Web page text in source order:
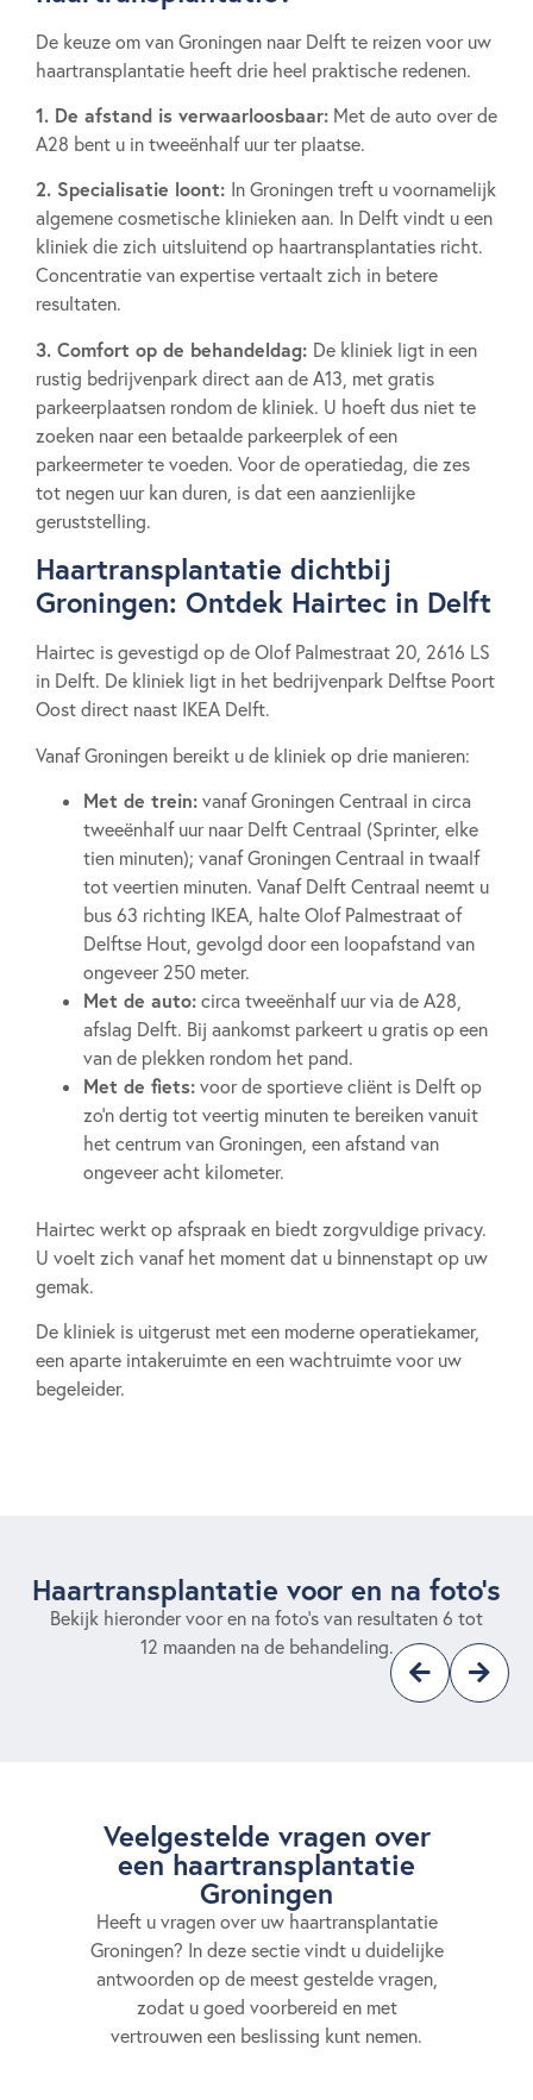
De keuze om van Groningen naar Delft te reizen voor uw
haartransplantatie heeft drie heel praktische redenen.
1. De afstand is verwaarloosbaar: Met de auto over de
A28 bent u in tweeënhalf uur ter plaatse.
2. Specialisatie loont: In Groningen treft u voornamelijk
algemene cosmetische klinieken aan. In Delft vindt u een
kliniek die zich uitsluitend op haartransplantaties richt.
Concentratie van expertise vertaalt zich in betere
resultaten.
3. Comfort op de behandeldag: De kliniek ligt in een
rustig bedrijvenpark direct aan de A13, met gratis
parkeerplaatsen rondom de kliniek. U hoeft dus niet te
zoeken naar een betaalde parkeerplek of een
parkeermeter te voeden. Voor de operatiedag, die zes
tot negen uur kan duren, is dat een aanzienlijke
geruststelling.
Haartransplantatie dichtbij
Groningen: Ontdek Hairtec in Delft
Hairtec is gevestigd op de Olof Palmestraat 20, 2616 LS
in Delft. De kliniek ligt in het bedrijvenpark Delftse Poort
Oost direct naast IKEA Delft.
Vanaf Groningen bereikt u de kliniek op drie manieren:
Met de trein: vanaf Groningen Centraal in circa
tweeënhalf uur naar Delft Centraal (Sprinter, elke
tien minuten); vanaf Groningen Centraal in twaalf
tot veertien minuten. Vanaf Delft Centraal neemt u
bus 63 richting IKEA, halte Olof Palmestraat of
Delftse Hout, gevolgd door een loopafstand van
ongeveer 250 meter.
Met de auto: circa tweeënhalf uur via de A28,
afslag Delft. Bij aankomst parkeert u gratis op een
van de plekken rondom het pand.
Met de fiets: voor de sportieve cliënt is Delft op
zo’n dertig tot veertig minuten te bereiken vanuit
het centrum van Groningen, een afstand van
ongeveer acht kilometer.
Hairtec werkt op afspraak en biedt zorgvuldige privacy.
U voelt zich vanaf het moment dat u binnenstapt op uw
gemak.
De kliniek is uitgerust met een moderne operatiekamer,
een aparte intakeruimte en een wachtruimte voor uw
begeleider.
Haartransplantatie voor en na foto's
Bekijk hieronder voor en na foto’s van resultaten 6 tot
12 maanden na de behandeling.
Veelgestelde vragen over
een haartransplantatie
Groningen
Heeft u vragen over uw haartransplantatie
Groningen? In deze sectie vindt u duidelijke
antwoorden op de meest gestelde vragen,
zodat u goed voorbereid en met
vertrouwen een beslissing kunt nemen.